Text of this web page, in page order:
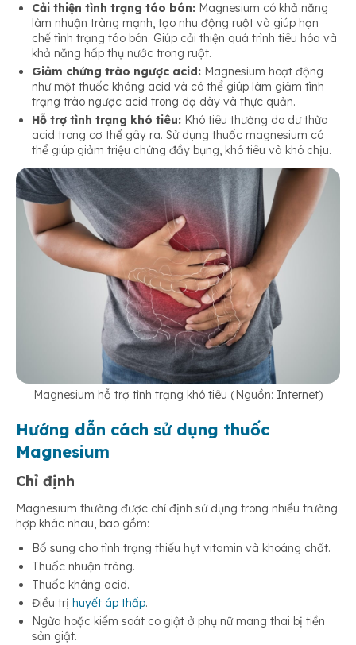
Cải thiện tình trạng táo bón: Magnesium có khả năng
làm nhuận tràng mạnh, tạo nhu động ruột và giúp hạn
chế tình trạng táo bón. Giúp cải thiện quá trình tiêu hóa và
khả năng hấp thụ nước trong ruột.
Giảm chứng trào ngược acid: Magnesium hoạt động
như một thuốc kháng acid và có thể giúp làm giảm tình
trạng trào ngược acid trong dạ dày và thực quản.
Hỗ trợ tình trạng khó tiêu: Khó tiêu thường do dư thừa
acid trong cơ thể gây ra. Sử dụng thuốc magnesium có
thể giúp giảm triệu chứng đầy bụng, khó tiêu và khó chịu.
Magnesium hỗ trợ tình trạng khó tiêu (Nguồn: Internet)
Hướng dẫn cách sử dụng thuốc
Magnesium
Chỉ định
Magnesium thường được chỉ định sử dụng trong nhiều trường
hợp khác nhau, bao gồm:
Bổ sung cho tình trạng thiếu hụt vitamin và khoáng chất.
Thuốc nhuận tràng.
Thuốc kháng acid.
Điều trị huyết áp thấp.
Ngừa hoặc kiểm soát co giật ở phụ nữ mang thai bị tiền
sản giật.